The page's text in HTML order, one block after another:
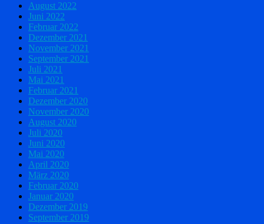
August 2022
Juni 2022
Februar 2022
Dezember 2021
November 2021
September 2021
Juli 2021
Mai 2021
Februar 2021
Dezember 2020
November 2020
August 2020
Juli 2020
Juni 2020
Mai 2020
April 2020
März 2020
Februar 2020
Januar 2020
Dezember 2019
September 2019